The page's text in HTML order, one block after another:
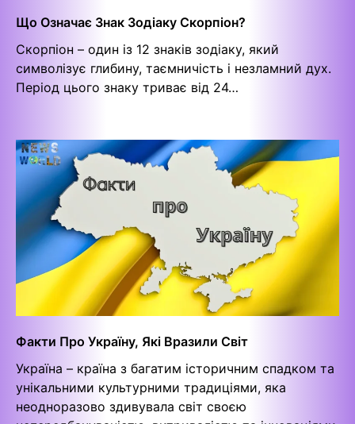
Що Означає Знак Зодіаку Скорпіон?
Скорпіон – один із 12 знаків зодіаку, який
символізує глибину, таємничість і незламний дух.
Період цього знаку триває від 24…
Факти Про Україну, Які Вразили Світ
Україна – країна з багатим історичним спадком та
унікальними культурними традиціями, яка
неодноразово здивувала світ своєю